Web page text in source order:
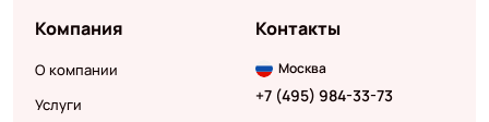
Компания
О компании
Услуги
Контакты
Москва
+7 (495) 984-33-73